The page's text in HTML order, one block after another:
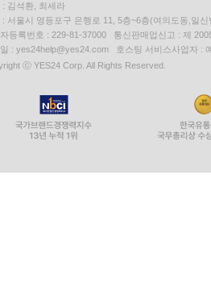
: 김석환, 최세라
: 서울시 영등포구 은행로 11, 5층~6층(여의도동,일신
등록번호 : 229-81-37000 통신판매업신고 : 제
: yes24help@yes24.com 호스팅 서비스사업자 :
ⓒ YES24 Corp. All Rights Reserved.